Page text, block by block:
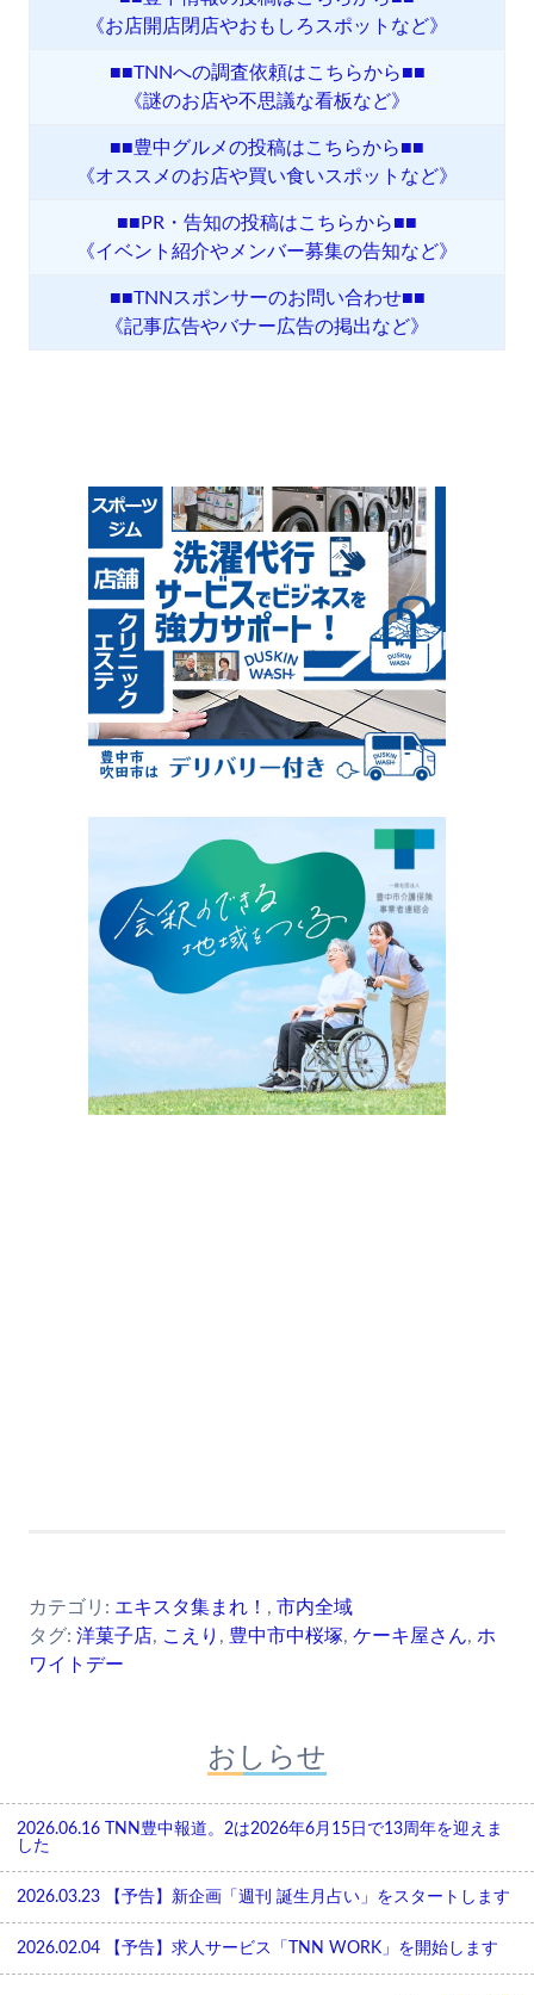
《お店開店閉店やおもしろスポットなど》
■■TNNへの調査依頼はこちらから■■
《謎のお店や不思議な看板など》
■■豊中グルメの投稿はこちらから■■
《オススメのお店や買い食いスポットなど》
■■PR・告知の投稿はこちらから■■
《イベント紹介やメンバー募集の告知など》
■■TNNスポンサーのお問い合わせ■■
《記事広告やバナー広告の掲出など》
カテゴリ: エキスタ集まれ！ , 市内全域
タグ: 洋菓子店, こえり , 豊中市中桜塚, ケーキ屋さん, ホ
ワイトデー
おしらせ
2026.06.16
TNN豊中報道。2は2026年6月15日で13周年を迎えま
した
2026.03.23 【予告】新企画「週刊 誕生月占い」をスタートします
2026.02.04 【予告】求人サービス「TNN WORK」を開始します